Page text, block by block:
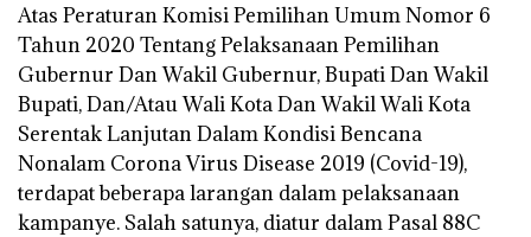
Atas Peraturan Komisi Pemilihan Umum Nomor 6
Tahun 2020 Tentang Pelaksanaan Pemilihan
Gubernur Dan Wakil Gubernur, Bupati Dan Wakil
Bupati, Dan/Atau Wali Kota Dan Wakil Wali Kota
Serentak Lanjutan Dalam Kondisi Bencana
Nonalam Corona Virus Disease 2019 (Covid-19),
terdapat beberapa larangan dalam pelaksanaan
kampanye. Salah satunya, diatur dalam Pasal 88C